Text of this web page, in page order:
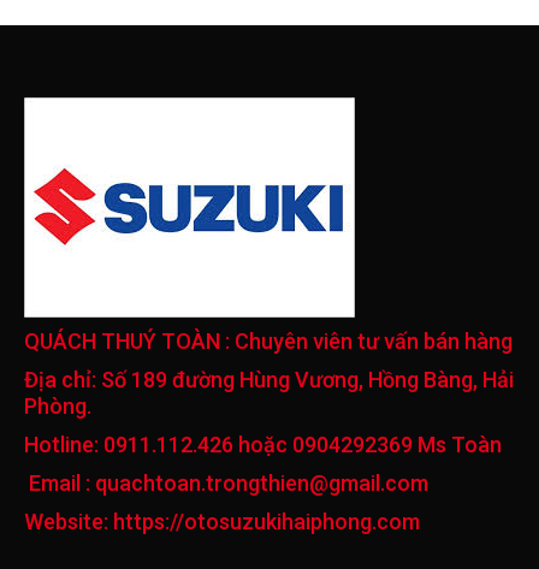
QUÁCH THUÝ TOÀN : Chuyên viên tư vấn bán hàng
Địa chỉ: Số 189 đường Hùng Vương, Hồng Bàng, Hải
Phòng.
Hotline: 0911.112.426 hoặc 0904292369 Ms Toàn
Email : quachtoan.trongthien@gmail.com
Website: https://otosuzukihaiphong.com